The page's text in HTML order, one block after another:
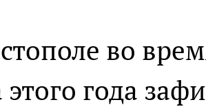
во
этого года